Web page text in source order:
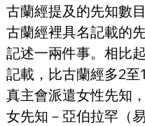
古蘭經提及的先知數
古蘭經裡具名記載的
記述一兩件事。相比
記載，比古蘭經多2
真主會派遣女性先知
女先知－亞伯拉罕（